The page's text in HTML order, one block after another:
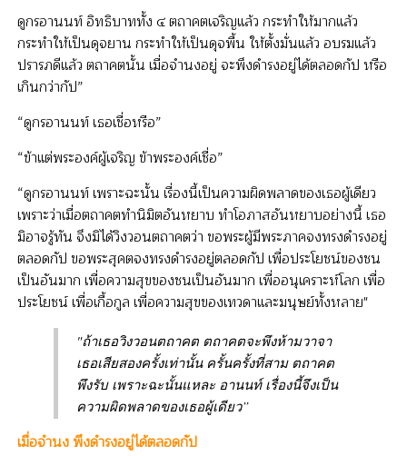
ดูกรอานนท์ อิทธิบาททั้ง ๔ ตถาคตเจริญแล้ว กระทำให้มากแล้ว
กระทำให้เป็นดุจยาน กระทำให้เป็นดุจพื้น ให้ตั้งมั่นแล้ว อบรมแล้ว
ปรารภดีแล้ว ตถาคตนั้น เมื่อจำนงอยู่ จะพึงดำรงอยู่ได้ตลอดกัป หรือ
เกินกว่ากัป”
“ดูกรอานนท์ เธอเชื่อหรือ”
“ข้าแต่พระองค์ผู้เจริญ ข้าพระองค์เชื่อ”
“ดูกรอานนท์ เพราะฉะนั้น เรื่องนี้เป็นความผิดพลาดของเธอผู้เดียว
เพราะว่าเมื่อตถาคตทำนิมิตอันหยาบ ทำโอภาสอันหยาบอย่างนี้ เธอ
มิอาจรู้ทัน จึงมิได้วิงวอนตถาคตว่า ขอพระผู้มีพระภาคจงทรงดำรงอยู่
ตลอดกัป ขอพระสุคตจงทรงดำรงอยู่ตลอดกัป เพื่อประโยชน์ของชน
เป็นอันมาก เพื่อความสุขของชนเป็นอันมาก เพื่ออนุเคราะห์โลก เพื่อ
ประโยชน์ เพื่อเกื้อกูล เพื่อความสุขของเทวดาและมนุษย์ทั้งหลาย"
"ถ้าเธอวิงวอนตถาคต ตถาคตจะพึงห้ามวาจา
เธอเสียสองครั้งเท่านั้น ครั้นครั้งที่สาม ตถาคต
พึงรับ เพราะฉะนั้นแหละ อานนท์ เรื่องนี้จึงเป็น
ความผิดพลาดของเธอผู้เดียว”
เมื่อจำนง พึงดำรงอยู่ได้ตลอดกัป